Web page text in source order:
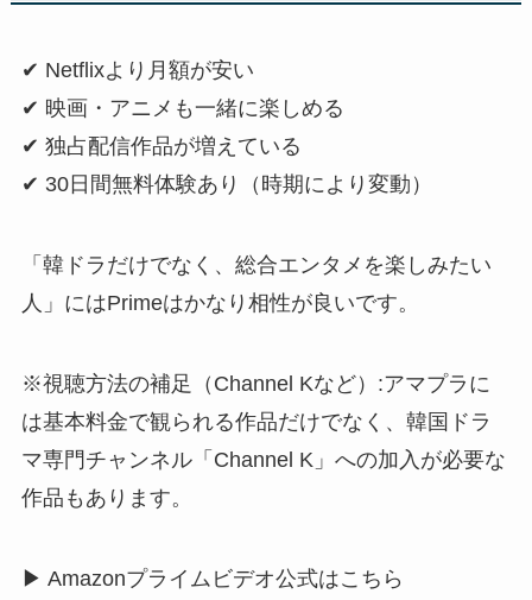
✔ Netflixより月額が安い
✔ 映画・アニメも一緒に楽しめる
✔ 独占配信作品が増えている
✔ 30日間無料体験あり（時期により変動）
「韓ドラだけでなく、総合エンタメを楽しみたい
人」にはPrimeはかなり相性が良いです。
※視聴方法の補足（Channel Kなど）:アマプラに
は基本料金で観られる作品だけでなく、韓国ドラ
マ専門チャンネル「Channel K」への加入が必要な
作品もあります。
▶ Amazonプライムビデオ公式はこちら